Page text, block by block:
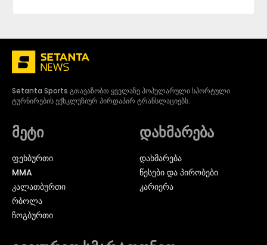
Setanta Sports გთავაზობთ ყველაზე პოპულარული სპორტული
ტურნირების ექსკლუზიურ პირდაპირ ტრანსლაციებს.
მეტი
ᲤᲔᲮᲑᲣᲠᲗᲘ
MMA
ᲙᲐᲚᲐᲗᲑᲣᲠᲗᲘ
ᲠᲑᲝᲚᲐ
ᲩᲝᲒᲑᲣᲠᲗᲘ
დახმარება
დახმარება
წესები და პირობები
კარიერა